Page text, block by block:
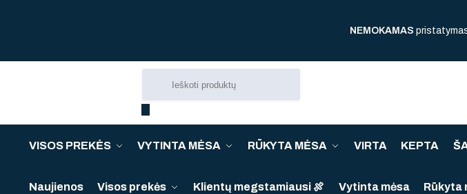
NEMOKAMAS
VISOS PREKĖS VYTINTA MĖSA RŪKYTA MĖSA VIRTA KEPTA
Naujienos Visos prekės Klientų megstamiausi 🍖 Vytinta mėsa Rūkyta